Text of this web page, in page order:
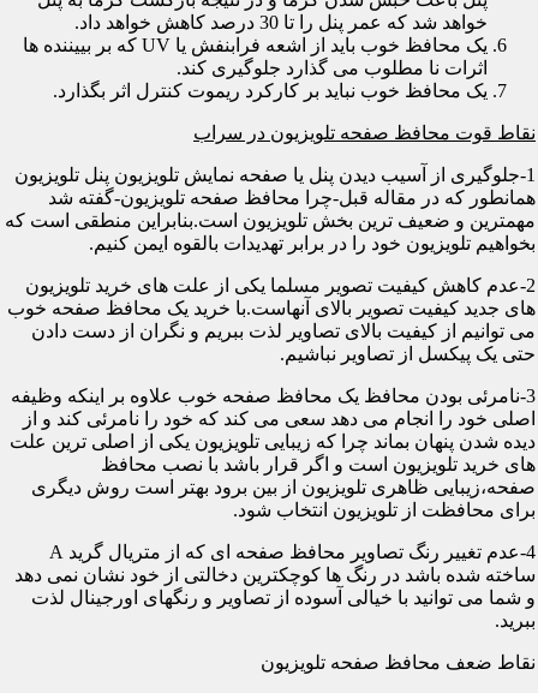
خواهد شد که عمر پنل را تا 30 درصد کاهش خواهد داد.
یک محافظ خوب باید از اشعه فرابنفش یا UV که بر بییننده ها
اثرات نا مطلوب می گذارد جلوگیری کند.
یک محافظ خوب نباید بر کارکرد ریموت کنترل اثر بگذارد.
نقاط قوت محافظ صفحه تلویزیون در سراب
1-جلوگیری از آسیب دیدن پنل یا صفحه نمایش تلویزیون پنل تلویزیون
همانطور که در مقاله قبل-چرا محافظ صفحه تلویزیون-گفته شد
مهمترین و ضعیف ترین بخش تلویزیون است.بنابراین منطقی است که
بخواهیم تلویزیون خود را در برابر تهدیدات بالقوه ایمن کنیم.
2-عدم کاهش کیفیت تصویر مسلما یکی از علت های خرید تلویزیون
های جدید کیفیت تصویر بالای آنهاست.با خرید یک محافظ صفحه خوب
می توانیم از کیفیت بالای تصاویر لذت ببریم و نگران از دست دادن
حتی یک پیکسل از تصاویر نباشیم.
3-نامرئی بودن محافظ یک محافظ صفحه خوب علاوه بر اینکه وظیفه
اصلی خود را انجام می دهد سعی می کند که خود را نامرئی کند و از
دیده شدن پنهان بماند چرا که زیبایی تلویزیون یکی از اصلی ترین علت
های خرید تلویزیون است و اگر قرار باشد با نصب محافظ
صفحه،زیبایی ظاهری تلویزیون از بین برود بهتر است روش دیگری
برای محافظت از تلویزیون انتخاب شود.
4-عدم تغییر رنگ تصاویر محافظ صفحه ای که از متریال گرید A
ساخته شده باشد در رنگ ها کوچکترین دخالتی از خود نشان نمی دهد
و شما می توانید با خیالی آسوده از تصاویر و رنگهای اورجینال لذت
ببرید.
نقاط ضعف محافظ صفحه تلویزیون